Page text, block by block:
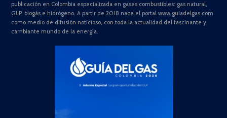
publicación en Colombia especializada en gases combustibles: gas natural,
GLP, biogás e hidrógeno. A partir de 2018 nace el portal www.guiadelgas.com
como medio de difusión noticioso, con toda la actualidad del fascinante y
cambiante mundo de la energía.